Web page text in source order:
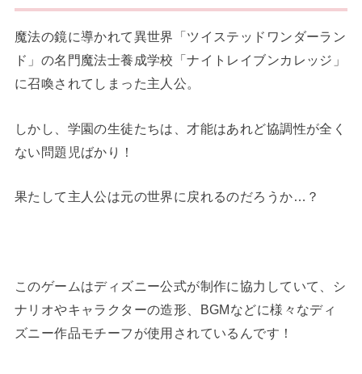
魔法の鏡に導かれて異世界「ツイステッドワンダーラン
ド」の名門魔法士養成学校「ナイトレイブンカレッジ」
に召喚されてしまった主人公。
しかし、学園の生徒たちは、才能はあれど協調性が全く
ない問題児ばかり！
果たして主人公は元の世界に戻れるのだろうか…？
このゲームはディズニー公式が制作に協力していて、シ
ナリオやキャラクターの造形、BGMなどに様々なディ
ズニー作品モチーフが使用されているんです！